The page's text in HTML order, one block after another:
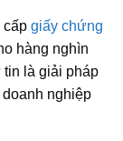
cấp giấy chứng
hàng nghìn
tin là giải pháp
nghiệp